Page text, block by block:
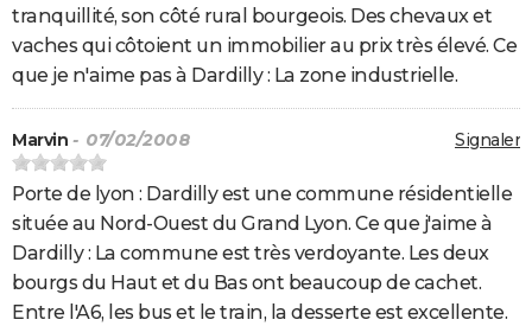
tranquillité, son côté rural bourgeois. Des chevaux et
vaches qui côtoient un immobilier au prix très élevé. Ce
que je n'aime pas à Dardilly : La zone industrielle.
Signaler
Marvin - 07/02/2008
Porte de lyon : Dardilly est une commune résidentielle
située au Nord-Ouest du Grand Lyon. Ce que j'aime à
Dardilly : La commune est très verdoyante. Les deux
bourgs du Haut et du Bas ont beaucoup de cachet.
Entre l'A6, les bus et le train, la desserte est excellente.